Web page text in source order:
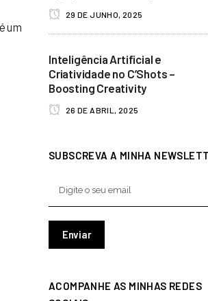
um
29 DE JUNHO, 2025
Inteligência Artificial e
Criatividade no C’Shots –
Boosting Creativity
26 DE ABRIL, 2025
SUBSCREVA A MINHA
ACOMPANHE AS MINHAS REDES